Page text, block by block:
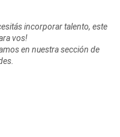
incorporar talento, este
vos!
en nuestra sección de